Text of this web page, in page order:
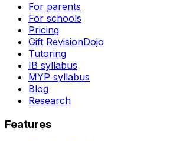
For parents
For schools
Pricing
Gift RevisionDojo
Tutoring
IB syllabus
MYP syllabus
Blog
Research
Features